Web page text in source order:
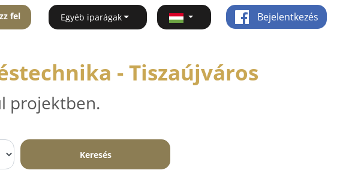
fel Egyéb iparágak Bejelentkezés
- Tiszaújváros
projektben.
Keresés